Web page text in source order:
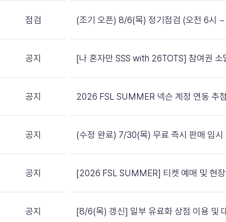
점검 (조기 오픈) 8/6(목) 정기점검 (오전 6시 ~
공지 [나 혼자만 SSS with 26TOTS] 참여권 소
공지 2026 FSL SUMMER 넥슨 계정 연동 추
공지 (수정 완료) 7/30(목) 무료 즉시 판매 임시
공지 [2026 FSL SUMMER] 티켓 예매 및 현
공지 [8/6(목) 갱신] 일부 유료화 상점 이용 및